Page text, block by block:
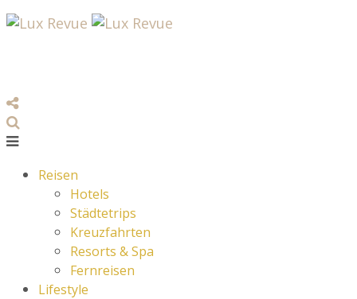
Reisen
Hotels
Städtetrips
Kreuzfahrten
Resorts & Spa
Fernreisen
Lifestyle